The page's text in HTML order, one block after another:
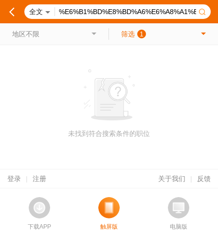
全文
地区不限 筛选 1
未找到符合搜索条件的职位
登录 | 注册 关于我们 | 反馈
下载APP 触屏版 电脑版